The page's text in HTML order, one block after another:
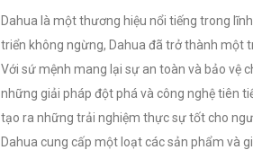
Dahua là một thương hiệu nổi tiếng trong
triển không ngừng, Dahua đã trở thành một
Với sứ mệnh mang lại sự an toàn và bảo vệ
những giải pháp đột phá và công nghệ tiên
tạo ra những trải nghiệm thực sự tốt cho
Dahua cung cấp một loạt các sản phẩm và